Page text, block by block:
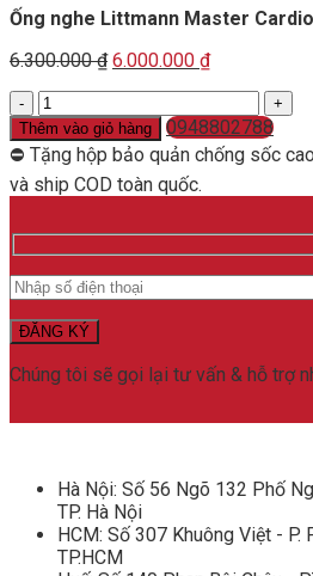
Ống nghe Littmann Master
6.300.000₫ Original
6.300.000 ₫.
6.000.000 ₫Current
6.000.000 ₫.
Ống
nghe
Littmann
Master
Cardiology
(Black)
số
lượng
Thêm vào giỏ hàng
0948802788
⛔ Tặng hộp bảo quản chống sốc
và ship COD toàn quốc.
Chúng tôi sẽ gọi lại tư vấn & hỗ trợ
Hà Nội: Số 56 Ngõ 132 Phố
TP. Hà Nội
HCM: Số 307 Khuông Việt - P.
TP.HCM